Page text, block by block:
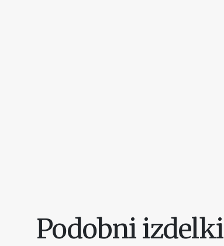
Podobni izdelki